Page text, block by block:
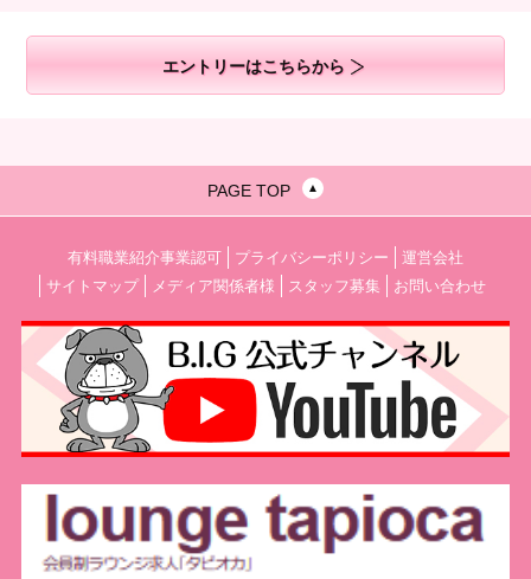
エントリーはこちらから
PAGE TOP
有料職業紹介事業認可 プライバシーポリシー
運営会社
サイトマップ
メディア関係者様 スタッフ募集 お問い合わせ